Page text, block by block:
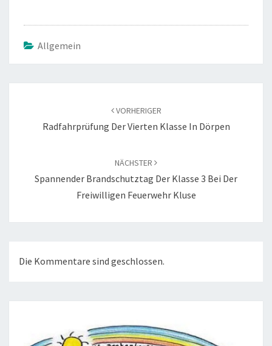
Allgemein
VORHERIGER
Radfahrprüfung Der Vierten Klasse In Dörpen
NÄCHSTER
Spannender Brandschutztag Der Klasse 3 Bei Der
Freiwilligen Feuerwehr Kluse
Die Kommentare sind geschlossen.